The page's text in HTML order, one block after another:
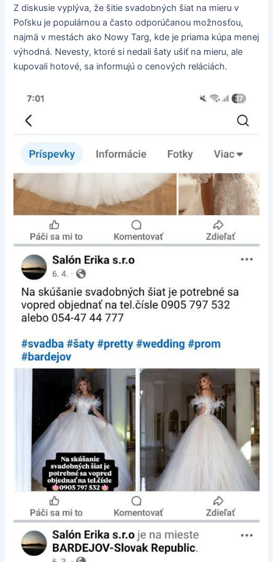
Z diskusie vyplýva, že šitie svadobných šiat na mieru v
Poľsku je populárnou a často odporúčanou možnosťou,
najmä v mestách ako Nowy Targ, kde je priama kúpa menej
výhodná. Nevesty, ktoré si nedali šaty ušiť na mieru, ale
kupovali hotové, sa informujú o cenových reláciách.